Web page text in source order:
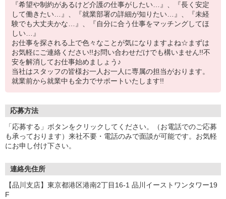
『希望や制約があるけど介護の仕事がしたい…』、『長く安定
して働きたい…』、『就業部署の詳細が知りたい…』、『未経
験でも大丈夫かな…』、『自分に合う仕事をマッチングしてほ
しい…』
お仕事を探される上で色々なことが気になりますよね☆まずは
お気軽にご連絡ください!!お問い合わせだけでも構いません!!不
安を解消してお仕事始めましょう♪
当社はスタッフの皆様お一人お一人に専属の担当がおります。
就業前から就業中も全力でサポートいたします!!
応募方法
「応募する」ボタンをクリックしてください。（お電話でのご応募
も承っております）来社不要・電話のみで面談が可能です。お気軽
にお申し付け下さい。
連絡先住所
【品川支店】東京都港区港南2丁目16-1 品川イーストワンタワー19
F